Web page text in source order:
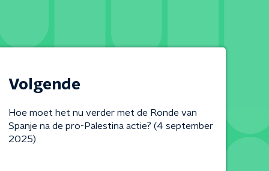
Volgende
Hoe moet het nu verder met de Ronde van
Spanje na de pro-Palestina actie? (4 september
2025)